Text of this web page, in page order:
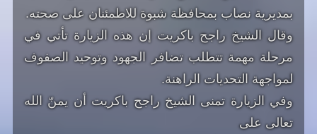
بمديرية نصاب بمحافظة شبوة للاطمئنان على صحته.
وقال الشيخ راجح باكريت إن هذه الزيارة تأتي في
مرحلة مهمة تتطلب تضافر الجهود وتوحيد الصفوف
لمواجهة التحديات الراهنة.
وفي الزيارة تمنى الشيخ راجح باكريت أن يمنّ الله
تعالى على